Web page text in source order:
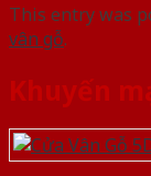
This entry was
vân gỗ.
Khuyến